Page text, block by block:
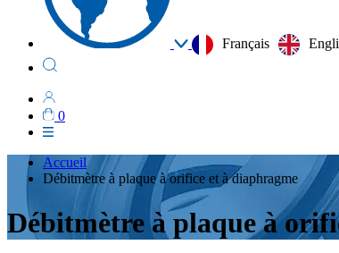
Français
0
Accueil
Débitmètre à plaque à orifice et à diaphragme
Débitmètre à plaque à